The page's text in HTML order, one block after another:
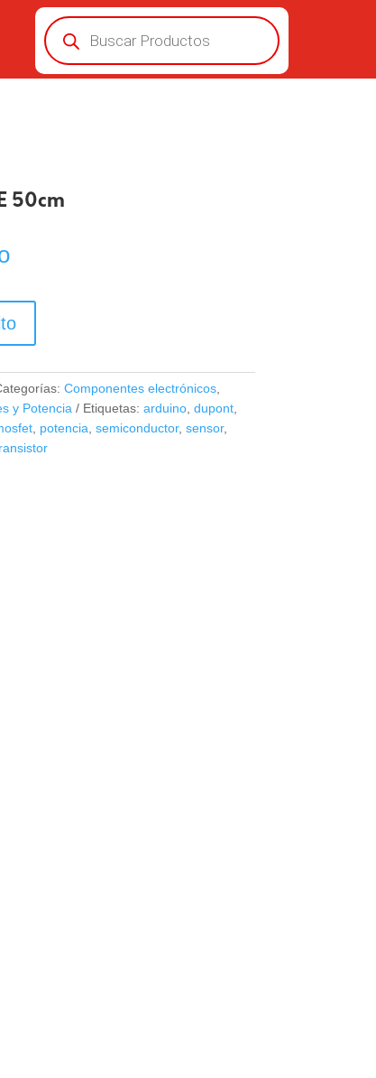
Búsqueda
de
productos
50cm
Componentes electrónicos,
y Potencia Etiquetas: arduino, dupont,
, potencia semiconductor, sensor,